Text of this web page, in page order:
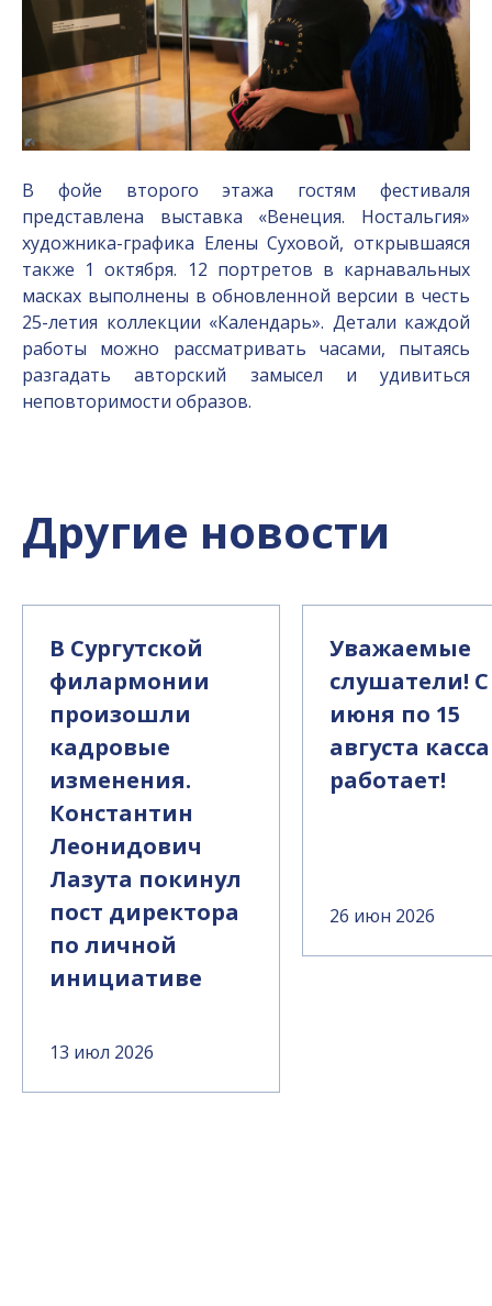
В фойе второго этажа гостям фестиваля
представлена выставка «Венеция. Ностальгия»
художника-графика Елены Суховой, открывшаяся
также 1 октября. 12 портретов в карнавальных
масках выполнены в обновленной версии в честь
25-летия коллекции «Календарь». Детали каждой
работы можно рассматривать часами, пытаясь
разгадать авторский замысел и удивиться
неповторимости образов.
Другие новости
В Сургутской
филармонии
произошли
кадровые
изменения.
Константин
Леонидович
Лазута покинул
пост директора
по личной
инициативе
13 июл 2026
Уважаемые
слушатели! С
июня по 15
августа
работает!
26 июн 2026